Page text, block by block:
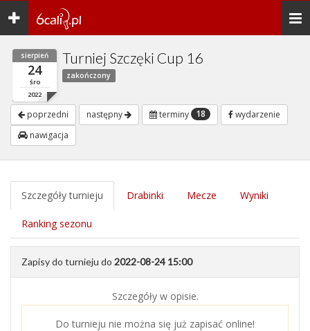
Toggle
navigation
sierpień
24
śro
2022
Turniej Szczęki Cup 16
zakończony
poprzedni następny terminy 18
wydarzenie
nawigacja
Szczegóły turnieju Drabinki Mecze Wyniki
Ranking sezonu
Zapisy do turnieju do 2022-08-24 15:00
Szczegóły w opisie.
Do turnieju nie można się już zapisać online!